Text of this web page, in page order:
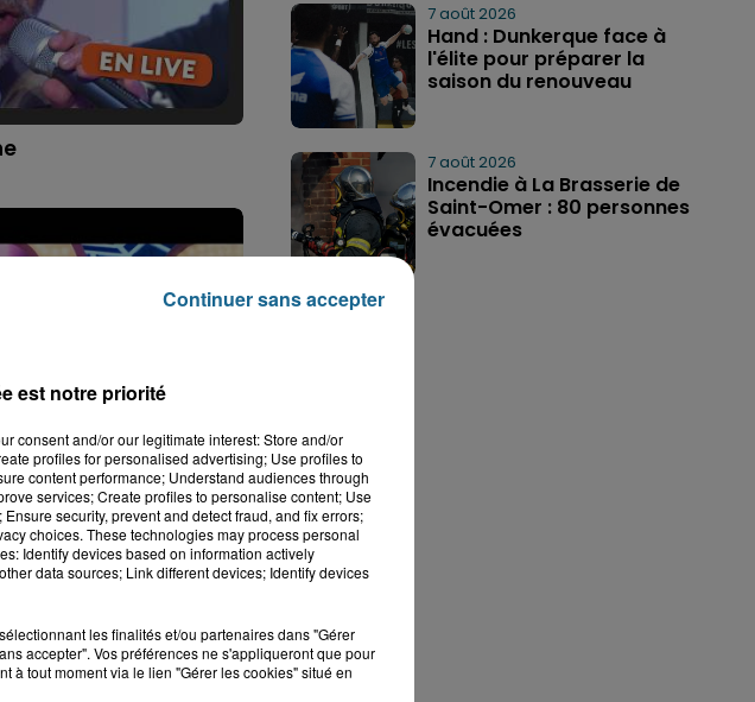
7 août 2026
Hand : Dunkerque face à
l'élite pour préparer la
saison du renouveau
7 août 2026
Incendie à La Brasserie de
Saint-Omer : 80 personnes
évacuées
est notre priorité
consent and/or our legitimate interest: Store and/or
profiles for personalised advertising; Use profiles to
content performance; Understand audiences through
services; Create profiles to personalise content; Use
security, prevent and detect fraud, and fix errors;
choices. These technologies may process personal
Identify devices based on information actively
data sources; Link different devices; Identify devices
les finalités et/ou partenaires dans "Gérer
accepter". Vos préférences ne s'appliqueront que pour
à tout moment via le lien "Gérer les cookies" situé en
Continuer sans accepter